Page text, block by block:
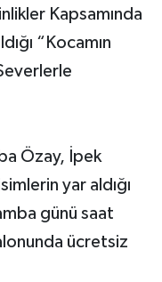
Kapsamında
“Kocamın
Özay, İpek
yar aldığı
günü saat
ücretsiz